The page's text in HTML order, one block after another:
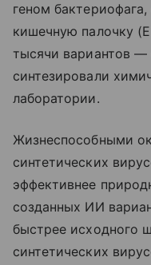
геном
кишечную палочку
тысячи вариантов —
синтезировали
лаборатории.
Жизнеспособными
синтетических
эффективнее
созданных ИИ
быстрее исходного
синтетических